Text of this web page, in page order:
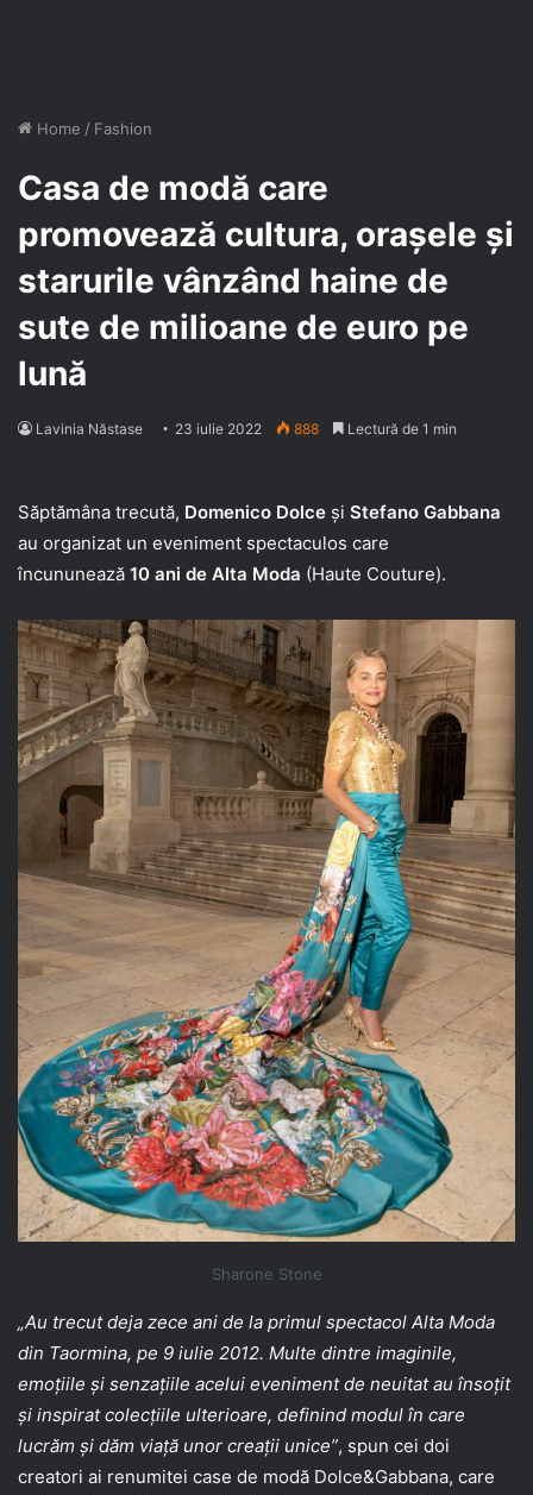
Home / Fashion
Casa de modă care
promovează cultura, orașele și
starurile vânzând haine de
sute de milioane de euro pe
lună
Lavinia Năstase 23 iulie 2022 888 Lectură de 1 min
Săptămâna trecută, Domenico Dolce și Stefano Gabbana
au organizat un eveniment spectaculos care
încununează 10 ani de Alta Moda (Haute Couture).
Sharone Stone
„Au trecut deja zece ani de la primul spectacol Alta Moda
din Taormina, pe 9 iulie 2012. Multe dintre imaginile,
emoțiile și senzațiile acelui eveniment de neuitat au însoțit
și inspirat colecțiile ulterioare, definind modul în care
lucrăm și dăm viață unor creații unice”, spun cei doi
creatori ai renumitei case de modă Dolce&Gabbana, care